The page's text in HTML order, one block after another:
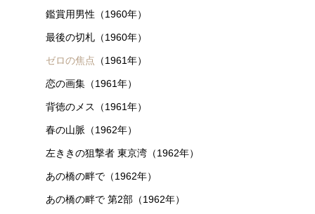
鑑賞用男性（1960年）
最後の切札（1960年）
ゼロの焦点 （1961年）
恋の画集（1961年）
背徳のメス（1961年）
春の山脈（1962年）
左ききの狙撃者 東京湾（1962年）
あの橋の畔で（1962年）
あの橋の畔で 第2部（1962年）